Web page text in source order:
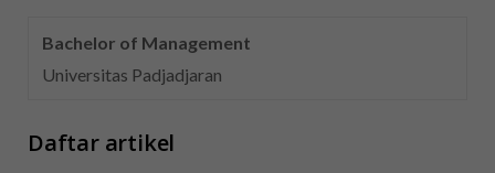
Bachelor of Management
Universitas Padjadjaran
Daftar artikel